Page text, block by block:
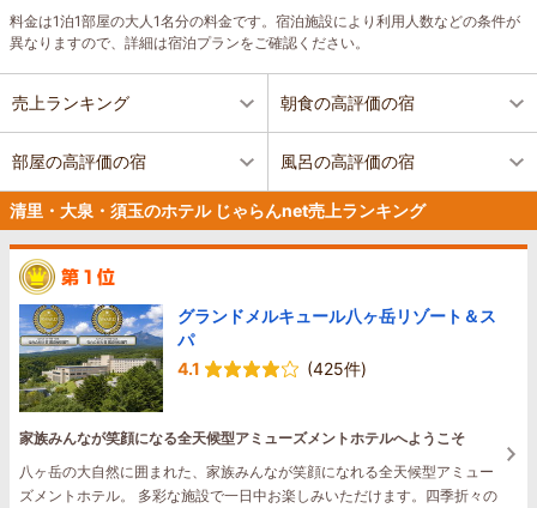
料金は1泊1部屋の大人1名分の料金です。宿泊施設により利用人数などの条件が
異なりますので、詳細は宿泊プランをご確認ください。
売上ランキング 朝食の高評価の宿
部屋の高評価の宿 風呂の高評価の宿
清里・大泉・須玉のホテル じゃらんnet売上ランキング
グランドメルキュール八ヶ岳リゾート＆ス
パ
4.1
(425件)
家族みんなが笑顔になる全天候型アミューズメントホテルへようこそ
八ヶ岳の大自然に囲まれた、家族みんなが笑顔になれる全天候型アミュー
ズメントホテル。 多彩な施設で一日中お楽しみいただけます。四季折々の